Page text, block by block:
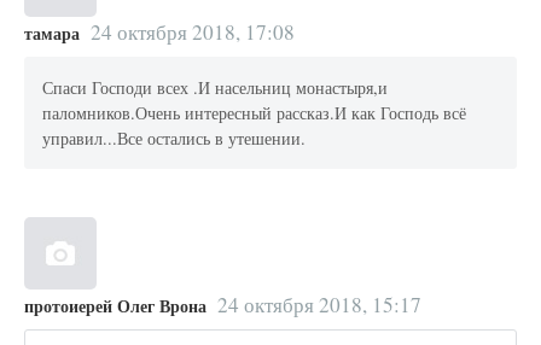
тамара 24 октября 2018, 17:08
Спаси Господи всех .И насельниц монастыря,и
паломников.Очень интересный рассказ.И как Господь всё
управил...Все остались в утешении.
протоиерей Олег Врона 24 октября 2018, 15:17